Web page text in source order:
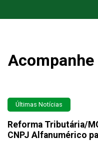
Últimas Notícias
Reforma Tributária/
CNPJ Alfanumérico